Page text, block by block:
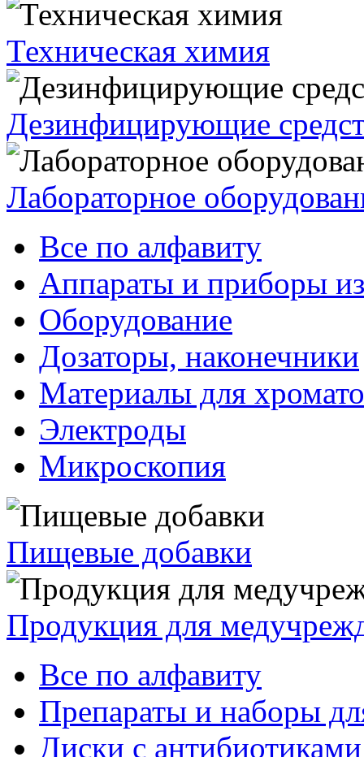
Техническая химия
Дезинфицирующие
Лабораторное
Все по алфавиту
Аппараты и приборы из
Оборудование
Дозаторы, наконечники
Материалы для
Электроды
Микроскопия
Пищевые добавки
Продукция для
Все по алфавиту
Препараты и наборы
Диски с антибиотиками